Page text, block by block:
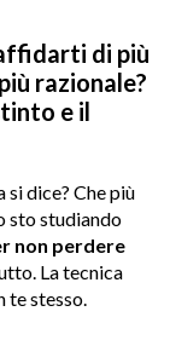
di più
razionale?
e il
si dice? Che più
sto studiando
non perdere
La tecnica
te stesso.